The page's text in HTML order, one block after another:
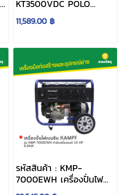
KT3500VDC POLO
เครื่องปั่นไฟเบนซิน รุ่น
KT3500V-DC (รุ่น V)
11,589.00 ฿
รหัสสินค้า : KMP-
7000EWH เครื่องปั่นไฟ
เบนซิน KAMPF รุ่น KMP-